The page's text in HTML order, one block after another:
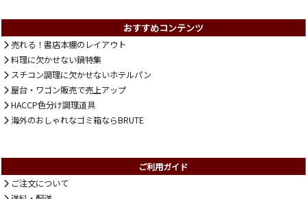
おすすめコンテンツ
売れる！書店本棚のレイアウト
料理に欠かせない鍋特集
スチコン調理に欠かせないホテルパン
屋台・ワゴン販売で売上アップ
HACCP色分け調理道具
海外のおしゃれなゴミ箱ならBRUTE
ご利用ガイド
ご注文について